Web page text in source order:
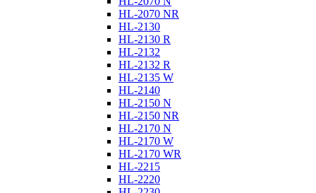
HL-2070 NR
HL-2130
HL-2130 R
HL-2132
HL-2132 R
HL-2135 W
HL-2140
HL-2150 N
HL-2150 NR
HL-2170 N
HL-2170 W
HL-2170 WR
HL-2215
HL-2220